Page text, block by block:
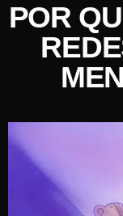
POR